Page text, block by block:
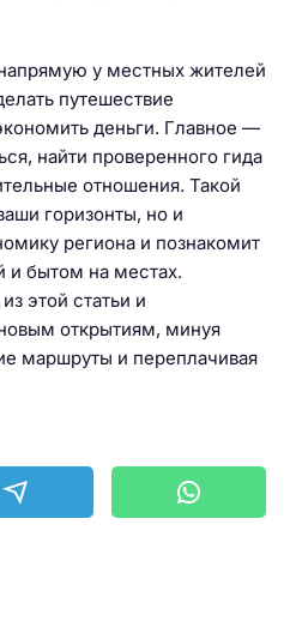
у местных жителей
путешествие
деньги. Главное —
найти проверенного гида
отношения. Такой
горизонты, но и
региона и познакомит
и бытом на местах.
этой статьи и
открытиям, минуя
маршруты и переплачивая